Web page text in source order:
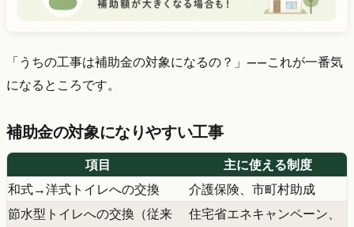
「うちの工事は補助金の対象になるの？」——これが一番気
になるところです。
補助金の対象になりやすい工事
項目
主に使える制度
和式→洋式トイレへの交換
介護保険、市町村助成
節水型トイレへの交換（従来
住宅省エネキャンペーン、